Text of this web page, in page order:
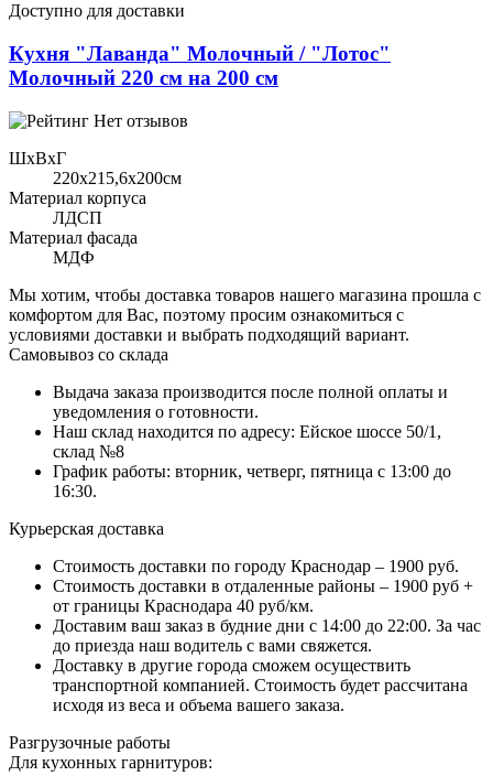
Доступно для доставки
Кухня "Лаванда" Молочный / "Лотос"
Молочный 220 см на 200 см
Нет отзывов
ШхВхГ
220x215,6х200см
Материал корпуса
ЛДСП
Материал фасада
МДФ
Мы хотим, чтобы доставка товаров нашего магазина прошла с
комфортом для Вас, поэтому просим ознакомиться с
условиями доставки и выбрать подходящий вариант.
Самовывоз со склада
Выдача заказа производится после полной оплаты и
уведомления о готовности.
Наш склад находится по адресу: Ейское шоссе 50/1,
склад №8
График работы: вторник, четверг, пятница с 13:00 до
16:30.
Курьерская доставка
Стоимость доставки по городу Краснодар – 1900 руб.
Стоимость доставки в отдаленные районы – 1900 руб +
от границы Краснодара 40 руб/км.
Доставим ваш заказ в будние дни с 14:00 до 22:00. За час
до приезда наш водитель с вами свяжется.
Доставку в другие города сможем осуществить
транспортной компанией. Стоимость будет рассчитана
исходя из веса и объема вашего заказа.
Разгрузочные работы
Для кухонных гарнитуров: